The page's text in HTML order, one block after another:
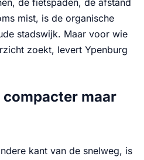
mist, is de organische
stadswijk. Maar voor wie
zoekt, levert Ypenburg
maar
kant van de snelweg, is